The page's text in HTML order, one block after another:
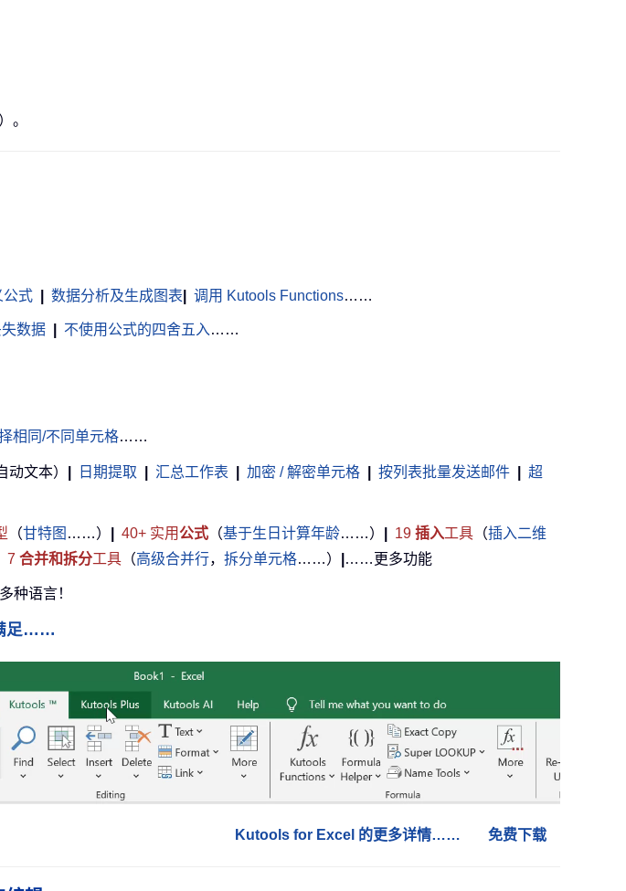
。
公式 数据分析及生成图表 调用 Kutools Functions……
数据 不使用公式的四舍五入 ……
相同/不同单元格……
动文本） 日期提取 汇总工作表 加密 / 解密单元格 按列表批量发送邮件
超
（甘特图 ……） 40+ 实用公式 （基于生日计算年龄……） 19 插入工具 （插入二维
7 合并和拆分工具 （高级合并行， 拆分单元格……） ……更多功能
种语言！
足……
Kutools for Excel 的更多详情…… 免费下载